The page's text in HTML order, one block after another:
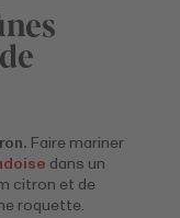
Faire mariner
dans un
citron et de
roquette.